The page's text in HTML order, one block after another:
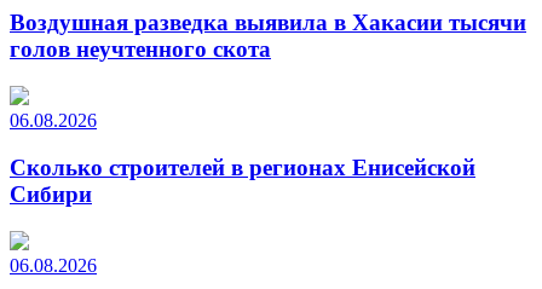
Воздушная разведка выявила в Хакасии тысячи
голов неучтенного скота
06.08.2026
Сколько строителей в регионах Енисейской
Сибири
06.08.2026